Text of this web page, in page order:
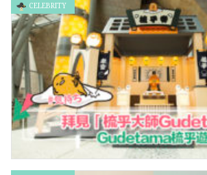
比馬甲線還火熱 歐美熱捧「AB CRACK」 女
CELEBRITY